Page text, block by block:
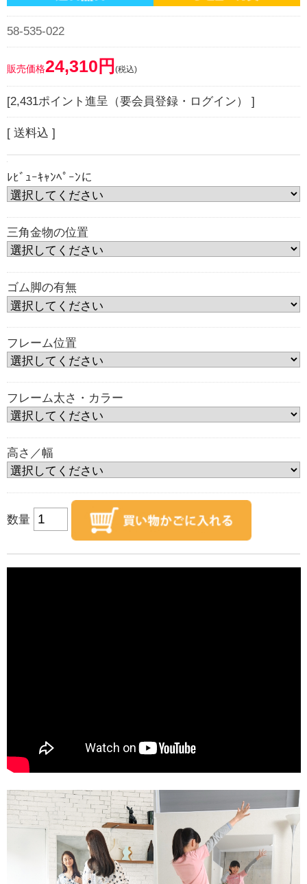
58-535-022
販売価格24,310円 (税込)
[2,431ポイント進呈（要会員登録・ログイン） ]
[ 送料込 ]
ﾚﾋﾞｭｰｷｬﾝﾍﾟｰﾝに
三角金物の位置
ゴム脚の有無
フレーム位置
フレーム太さ・カラー
高さ／幅
数量